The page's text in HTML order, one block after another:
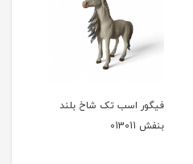
فیگور اسب تک شاخ بلند
بنفش 013011